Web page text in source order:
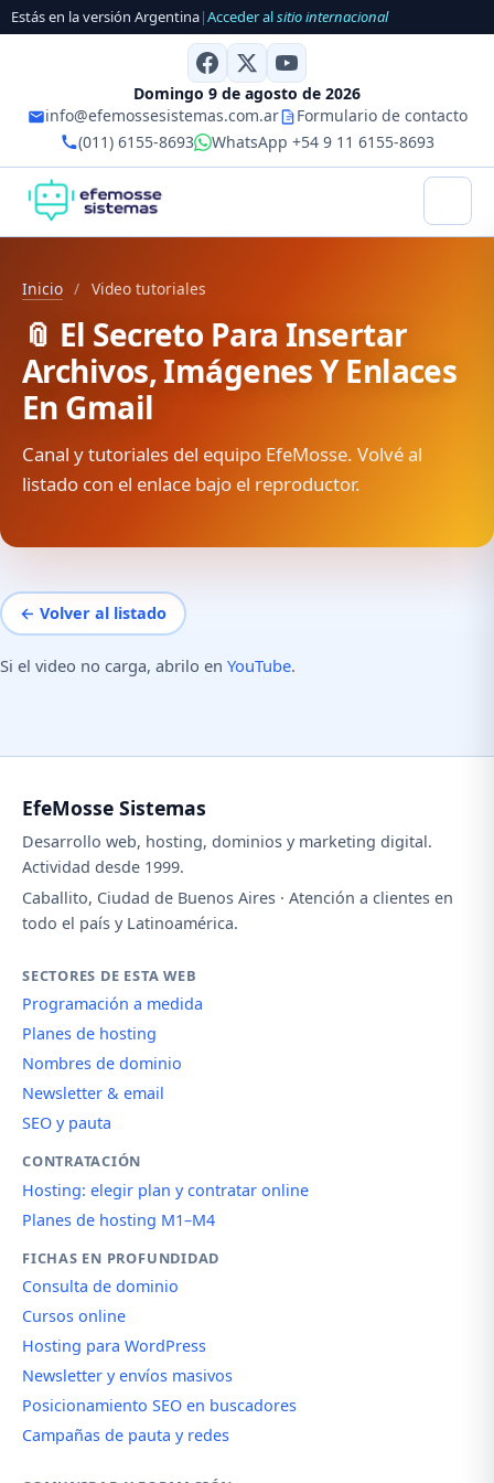
Estás en la versión Argentina|Acceder alsitio internacional
Domingo 9 de agosto de 2026
info@efemossesistemas.com.ar
Formulario de contacto
(011) 6155-8693
WhatsApp +54 9 11 6155-8693
Inicio / Video tutoriales
📎 El Secreto Para Insertar
Archivos, Imágenes Y Enlaces
En Gmail
Canal y tutoriales del equipo EfeMosse. Volvé al
listado con el enlace bajo el reproductor.
← Volver al listado
Si el video no carga, abrilo en YouTube.
EfeMosse Sistemas
Desarrollo web, hosting, dominios y marketing digital.
Actividad desde 1999.
Caballito, Ciudad de Buenos Aires · Atención a clientes en
todo el país y Latinoamérica.
SECTORES DE ESTA WEB
Programación a medida
Planes de hosting
Nombres de dominio
Newsletter & email
SEO y pauta
CONTRATACIÓN
Hosting: elegir plan y contratar online
Planes de hosting M1–M4
FICHAS EN PROFUNDIDAD
Consulta de dominio
Cursos online
Hosting para WordPress
Newsletter y envíos masivos
Posicionamiento SEO en buscadores
Campañas de pauta y redes